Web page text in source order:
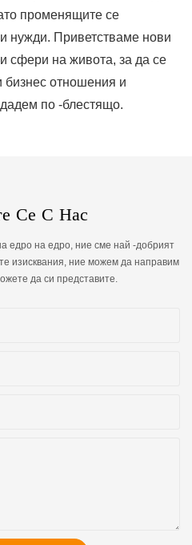
променящите се
нужди. Приветстваме нови
сфери на живота, за да се
бизнес отношения и
по -блестящо.
Се С Нас
едро на едро, ние сме най -добрият
изисквания, ние можем да направим
да си представите.